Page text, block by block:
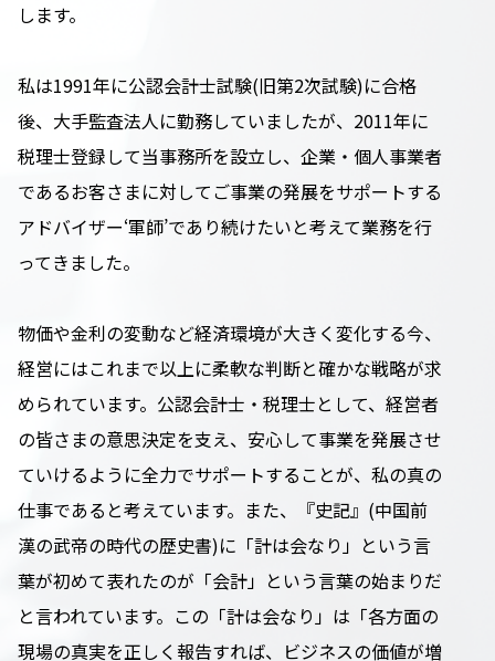
します。
私は1991年に公認会計士試験(旧第2次試験)に合格
後、大手監査法人に勤務していましたが、2011年に
税理士登録して当事務所を設立し、企業・個人事業者
であるお客さまに対してご事業の発展をサポートする
アドバイザー‘軍師’であり続けたいと考えて業務を行
ってきました。
物価や金利の変動など経済環境が大きく変化する今、
経営にはこれまで以上に柔軟な判断と確かな戦略が求
められています。公認会計士・税理士として、経営者
の皆さまの意思決定を支え、安心して事業を発展させ
ていけるように全力でサポートすることが、私の真の
仕事であると考えています。また、『史記』(中国前
漢の武帝の時代の歴史書)に「計は会なり」という言
葉が初めて表れたのが「会計」という言葉の始まりだ
と言われています。この「計は会なり」は「各方面の
現場の真実を正しく報告すれば、ビジネスの価値が増